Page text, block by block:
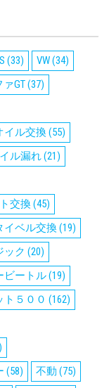
(33) VW(34)
GT(37)
イル交換(55)
ル漏れ(21)
交換(45)
イベル交換(19)
ック (20)
ビートル(19)
ト５００ (162)
(58) 不動 (75)